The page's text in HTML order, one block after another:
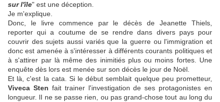
sur l'île" est une déception.
Je m'explique.
Donc, le livre commence par le décès de Jeanette Thiels,
reporter qui a coutume de se rendre dans divers pays pour
couvrir des sujets aussi variés que la guerre ou l'immigration et
donc est amenée à s'intéresser à différents courants politiques et
à s'attirer par là même des inimitiés plus ou moins fortes. Une
enquête dès lors est menée sur son décès le jour de Noël.
Et là, c'est la cata. Si le début semblait quelque peu prometteur,
Viveca Sten fait trainer l'investigation de ses protagonistes en
longueur. Il ne se passe rien, ou pas grand-chose tout au long du